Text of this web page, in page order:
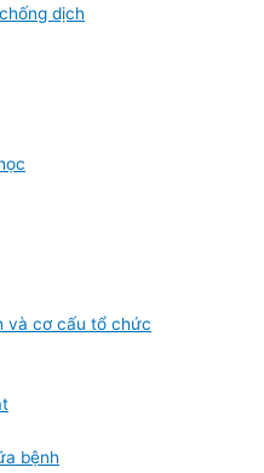
dịch
và cơ cấu tổ chức
bệnh